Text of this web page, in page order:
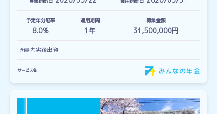
予定年分配率
8.0%
運用期間
1 年
募集金額
31,500,000円
#優先劣後出資
サービス名